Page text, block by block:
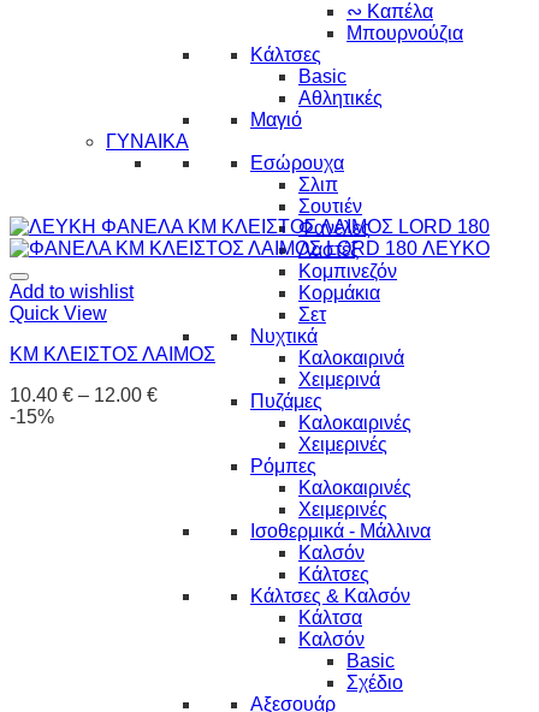
∾ Καπέλα
Μπουρνούζια
Κάλτσες
Basic
Αθλητικές
Μαγιό
ΓΥΝΑΙΚΑ
Εσώρουχα
Σλιπ
Σουτιέν
Φανέλες
Λαστέξ
Κομπινεζόν
Κορμάκια
Σετ
Νυχτικά
Καλοκαιρινά
Χειμερινά
Πυζάμες
Καλοκαιρινές
Χειμερινές
Ρόμπες
Καλοκαιρινές
Χειμερινές
Ισοθερμικά - Μάλλινα
Καλσόν
Κάλτσες
Κάλτσες & Καλσόν
Κάλτσα
Καλσόν
Basic
Σχέδιο
Αξεσουάρ
Add to wishlist
Quick View
KM ΚΛΕΙΣΤΟΣ ΛΑΙΜΟΣ
10.40 € – 12.00 €
-15%